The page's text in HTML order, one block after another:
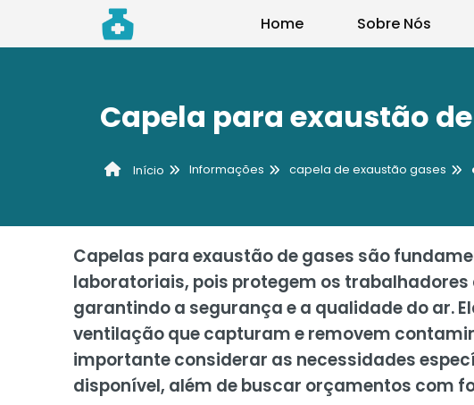
Home Sobre Nós
Capela para exaustão
Início Informações capela de exaustão gases
Capelas para exaustão de gases são
laboratoriais, pois protegem os
garantindo a segurança e a qualidade do ar.
ventilação que capturam e removem
importante considerar as necessidades
disponível, além de buscar orçamentos com